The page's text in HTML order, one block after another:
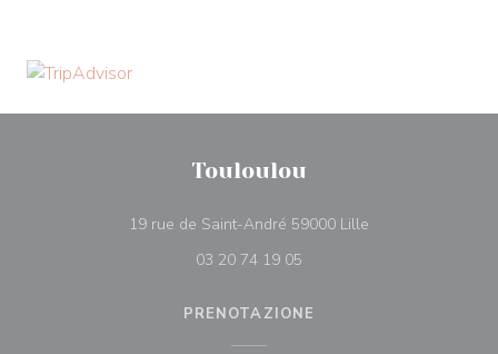
Touloulou
19 rue de Saint-André 59000 Lille
03 20 74 19 05
PRENOTAZIONE